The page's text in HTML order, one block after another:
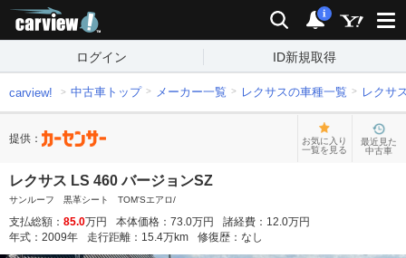
検索 通知
i
ログイン ID新規取得
carview! 中古車トップ メーカー一覧 レクサスの車種一覧 レクサ
提供：
お気に入り
一覧を見る
最近見た
中古車
レクサス LS 460 バージョンSZ
サンルーフ 黒革シート TOM'Sエアロ/
支払総額： 85.0万円 本体価格： 73.0万円 諸経費： 12.0万円
年式： 2009年 走行距離： 15.4万km 修復歴： なし